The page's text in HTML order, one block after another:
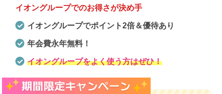
イオングループでのお得さが決め手
イオングループでポイント2倍＆優待あり
年会費永年無料！
イオングループをよく使う方はぜひ！